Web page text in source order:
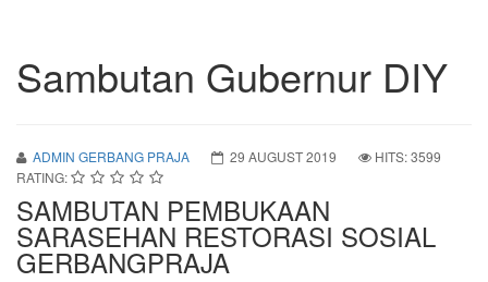
Sambutan Gubernur DIY
ADMIN GERBANG PRAJA 29 AUGUST 2019
HITS: 3599
RATING:
SAMBUTAN PEMBUKAAN
SARASEHAN RESTORASI SOSIAL
GERBANGPRAJA